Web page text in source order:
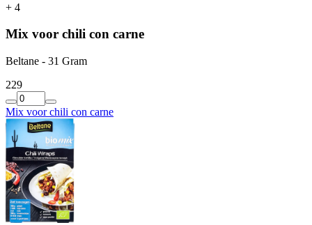
+ 4
Mix voor chili con carne
Beltane - 31 Gram
229
Mix voor chili con carne